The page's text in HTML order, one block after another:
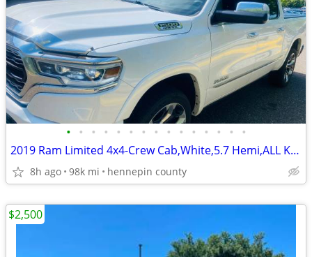
• • • • • • • • • • • • • • •
2019 Ram Limited 4x4-Crew Cab,White,5.7 Hemi,ALL KNOWN OPTIONNS!
8h ago 98k mi hennepin county
$2,500